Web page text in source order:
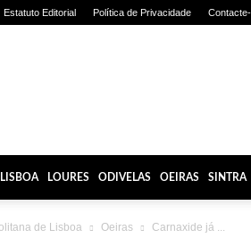
Estatuto Editorial Política de Privacidade
LISBOA LOURES ODIVELAS OEIRAS SINTRA
de Lisboa Oeiras Carnaxide já ...